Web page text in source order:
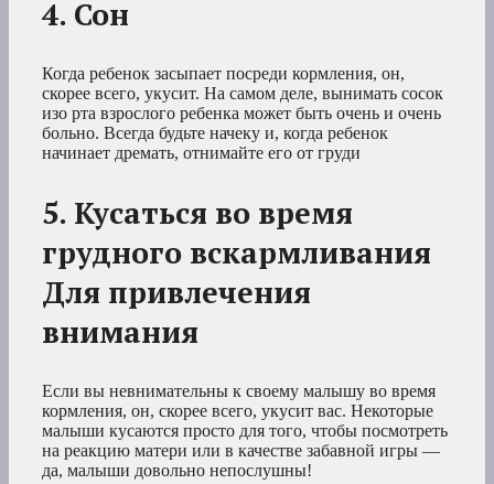
4. Сон
Когда ребенок засыпает посреди кормления, он,
скорее всего, укусит. На самом деле, вынимать сосок
изо рта взрослого ребенка может быть очень и очень
больно. Всегда будьте начеку и, когда ребенок
начинает дремать, отнимайте его от груди
5. Кусаться во время
грудного вскармливания
Для привлечения
внимания
Если вы невнимательны к своему малышу во время
кормления, он, скорее всего, укусит вас. Некоторые
малыши кусаются просто для того, чтобы посмотреть
на реакцию матери или в качестве забавной игры —
да, малыши довольно непослушны!